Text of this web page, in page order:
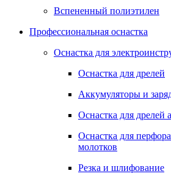
Вспененный полиэтилен
Профессиональная оснастка
Оснастка для
Оснастка для дрелей
Аккумуляторы и
Оснастка для дрелей
Оснастка для
молотков
Резка и шлифование